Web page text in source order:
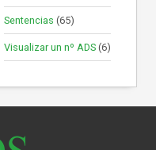
Sentencias (65)
Visualizar un nº ADS (6)